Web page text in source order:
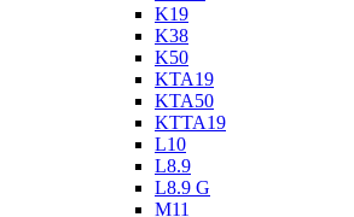
K19
K38
K50
KTA19
KTA50
KTTA19
L10
L8.9
L8.9 G
M11